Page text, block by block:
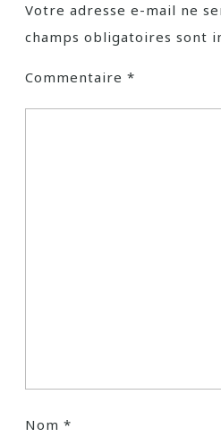
Votre adresse e-mail ne
champs obligatoires sont
Commentaire *
Nom *